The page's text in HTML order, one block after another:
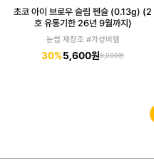
초코 아이 브로우 슬림 펜슬 (0.13g) (2
호 유통기한 26년 9월까지)
눈썹 재창조 #가성비템
30%5,600원8,000원